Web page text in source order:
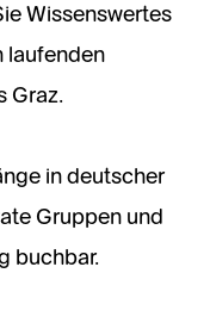
Wissenswertes
laufenden
Graz.
in deutscher
Gruppen und
buchbar.